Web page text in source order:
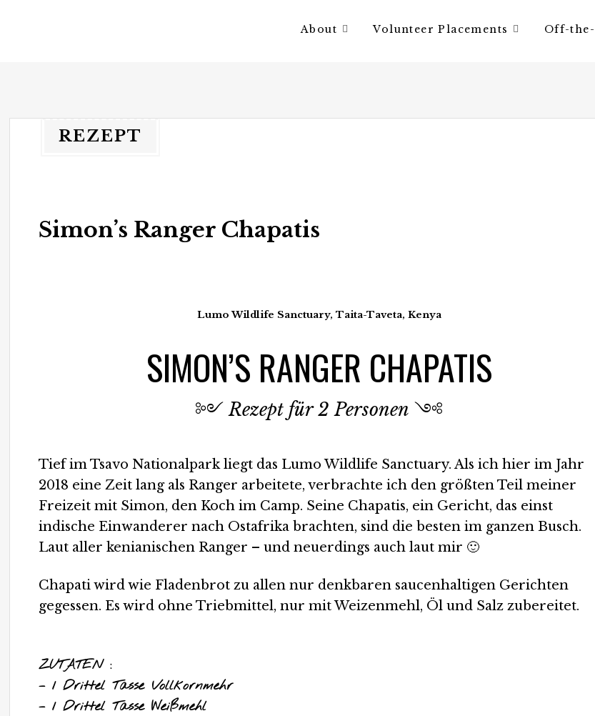
About Volunteer Placements Off-
vagateers
REZEPT
Simon’s Ranger Chapatis
Lumo Wildlife Sanctuary, Taita-Taveta, Kenya
SIMON’S RANGER CHAPATIS
༻Rezept für 2 Personen ༺
Tief im Tsavo Nationalpark liegt das Lumo Wildlife Sanctuary. Als ich hier im Jahr
2018 eine Zeit lang als Ranger arbeitete, verbrachte ich den größten Teil meiner
Freizeit mit Simon, den Koch im Camp. Seine Chapatis, ein Gericht, das einst
indische Einwanderer nach Ostafrika brachten, sind die besten im ganzen Busch.
Laut aller kenianischen Ranger – und neuerdings auch laut mir 🙂
Chapati wird wie Fladenbrot zu allen nur denkbaren saucenhaltigen Gerichten
gegessen. Es wird ohne Triebmittel, nur mit Weizenmehl, Öl und Salz zubereitet.
ZUTATEN :
– 1 Drittel Tasse Vollkornmehr
– 1 Drittel Tasse Weißmehl